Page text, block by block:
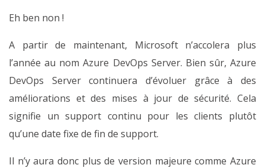
Eh ben non !
A partir de maintenant, Microsoft n’accolera plus
l’année au nom Azure DevOps Server. Bien sûr, Azure
DevOps Server continuera d’évoluer grâce à des
améliorations et des mises à jour de sécurité. Cela
signifie un support continu pour les clients plutôt
qu’une date fixe de fin de support.
Il n’y aura donc plus de version majeure comme Azure